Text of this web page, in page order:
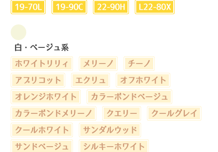
19-70L 19-90C 22-90H L22-80X
白・ベージュ系
ホワイトリリィ メリーノ チーノ
アプリコット エクリュ オフホワイト
オレンジホワイト カラーボンドベージュ
カラーボンドメリーノ クエリー クールグレイ
クールホワイト サンダルウッド
サンドベージュ シルキーホワイト